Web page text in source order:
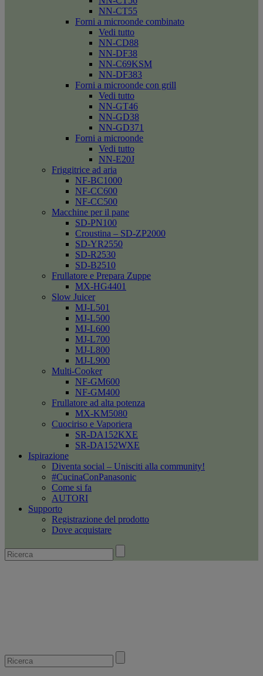
NN-CT55
Forni a microonde combinato
Vedi tutto
NN-CD88
NN-DF38
NN-C69KSM
NN-DF383
Forni a microonde con grill
Vedi tutto
NN-GT46
NN-GD38
NN-GD371
Forni a microonde
Vedi tutto
NN-E20J
Friggitrice ad aria
NF-BC1000
NF-CC600
NF-CC500
Macchine per il pane
SD-PN100
Croustina – SD-ZP2000
SD-YR2550
SD-R2530
SD-B2510
Frullatore e Prepara Zuppe
MX-HG4401
Slow Juicer
MJ-L501
MJ-L500
MJ-L600
MJ-L700
MJ-L800
MJ-L900
Multi-Cooker
NF-GM600
NF-GM400
Frullatore ad alta potenza
MX-KM5080
Cuociriso e Vaporiera
SR-DA152KXE
SR-DA152WXE
Ispirazione
Diventa social – Unisciti alla community!
#CucinaConPanasonic
Come si fa
AUTORI
Supporto
Registrazione del prodotto
Dove acquistare